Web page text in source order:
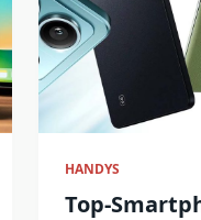
HANDYS
Top-